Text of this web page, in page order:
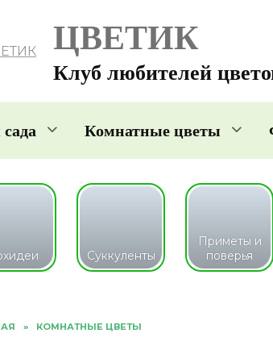
ЦВЕТИК
Клуб любителей
Комнатные цветы
Суккуленты
Приметы и
поверья
» КОМНАТНЫЕ ЦВЕТЫ